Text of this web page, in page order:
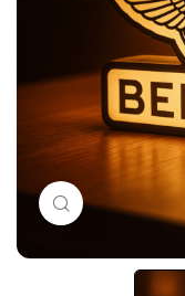
Click to enlarge